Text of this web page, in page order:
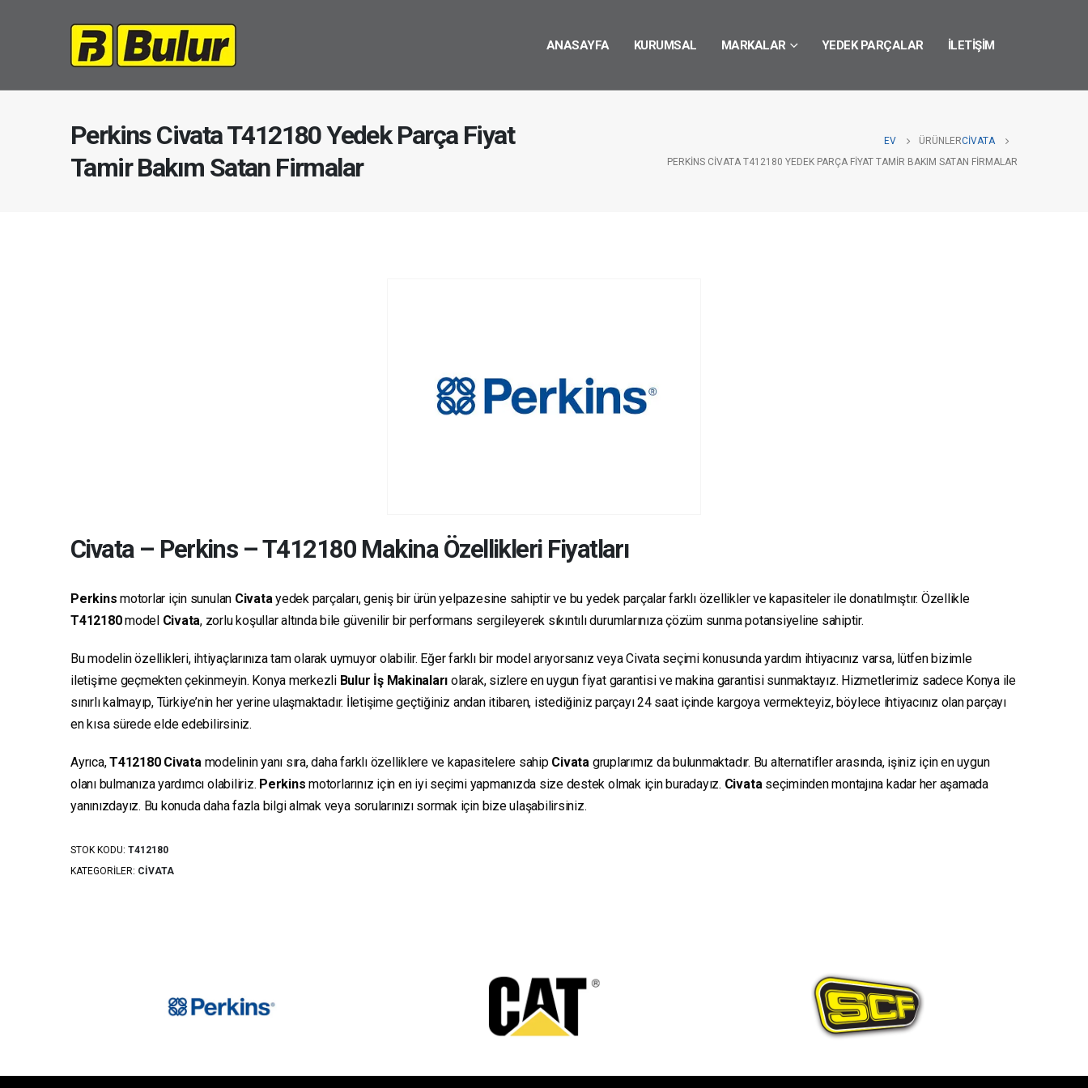
ANASAYFA KURUMSAL MARKALAR YEDEK PARÇALAR İLETIŞIM
Perkins Civata T412180 Yedek Parça Fiyat
Tamir Bakım Satan Firmalar
EV ÜRÜNLERCIVATA
PERKINS CIVATA T412180 YEDEK PARÇA FIYAT TAMIR BAKIM SATAN FIRMALAR
Civata– Perkins–T412180 Makina Özellikleri Fiyatları
Perkins motorlar için sunulan Civata yedek parçaları, geniş bir ürün yelpazesine sahiptir ve bu yedek parçalar farklı özellikler ve kapasiteler ile donatılmıştır. Özellikle
T412180model Civata, zorlu koşullar altında bile güvenilir bir performans sergileyerek sıkıntılı durumlarınıza çözüm sunma potansiyeline sahiptir.
Bu modelin özellikleri, ihtiyaçlarınıza tam olarak uymuyor olabilir. Eğer farklı bir model arıyorsanız veya Civata seçimi konusunda yardım ihtiyacınız varsa, lütfen bizimle
iletişime geçmekten çekinmeyin. Konya merkezli Bulur İş Makinaları olarak, sizlere en uygun fiyat garantisi ve makina garantisi sunmaktayız. Hizmetlerimiz sadece Konya ile
sınırlı kalmayıp, Türkiye’nin her yerine ulaşmaktadır. İletişime geçtiğiniz andan itibaren, istediğiniz parçayı 24 saat içinde kargoya vermekteyiz, böylece ihtiyacınız olan parçayı
en kısa sürede elde edebilirsiniz.
Ayrıca,T412180 Civata modelinin yanı sıra, daha farklı özelliklere ve kapasitelere sahip Civata gruplarımız da bulunmaktadır. Bu alternatifler arasında, işiniz için en uygun
olanı bulmanıza yardımcı olabiliriz. Perkins motorlarınız için en iyi seçimi yapmanızda size destek olmak için buradayız. Civata seçiminden montajına kadar her aşamada
yanınızdayız. Bu konuda daha fazla bilgi almak veya sorularınızı sormak için bize ulaşabilirsiniz.
STOK KODU: T412180
KATEGORILER: CIVATA